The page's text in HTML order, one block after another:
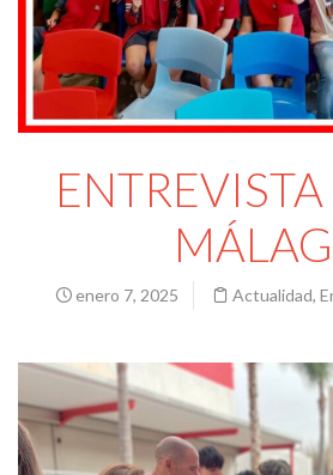
ENTREVISTA
enero 7, 2025 Actualidad,